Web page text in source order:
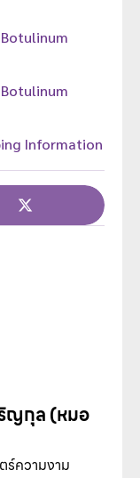
Botulinum
Botulinum
Information
ญกุล (หมอ
ร์ความงาม